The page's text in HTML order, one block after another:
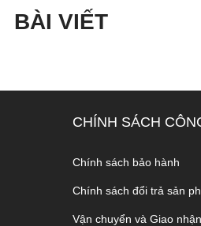
BÀI VIẾT
CHÍNH SÁCH
Chính sách bảo hành
Chính sách đổi trả sản
Vận chuyển và Giao nhận